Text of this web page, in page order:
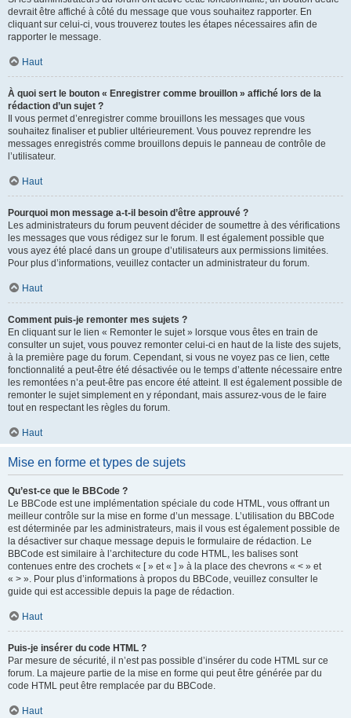
devrait être affiché à côté du message que vous souhaitez rapporter. En
cliquant sur celui-ci, vous trouverez toutes les étapes nécessaires afin de
rapporter le message.
Haut
À quoi sert le bouton « Enregistrer comme brouillon » affiché lors de la
rédaction d’un sujet ?
Il vous permet d’enregistrer comme brouillons les messages que vous
souhaitez finaliser et publier ultérieurement. Vous pouvez reprendre les
messages enregistrés comme brouillons depuis le panneau de contrôle de
l’utilisateur.
Haut
Pourquoi mon message a-t-il besoin d’être approuvé ?
Les administrateurs du forum peuvent décider de soumettre à des vérifications
les messages que vous rédigez sur le forum. Il est également possible que
vous ayez été placé dans un groupe d’utilisateurs aux permissions limitées.
Pour plus d’informations, veuillez contacter un administrateur du forum.
Haut
Comment puis-je remonter mes sujets ?
En cliquant sur le lien « Remonter le sujet » lorsque vous êtes en train de
consulter un sujet, vous pouvez remonter celui-ci en haut de la liste des sujets,
à la première page du forum. Cependant, si vous ne voyez pas ce lien, cette
fonctionnalité a peut-être été désactivée ou le temps d’attente nécessaire entre
les remontées n’a peut-être pas encore été atteint. Il est également possible de
remonter le sujet simplement en y répondant, mais assurez-vous de le faire
tout en respectant les règles du forum.
Haut
Mise en forme et types de sujets
Qu’est-ce que le BBCode ?
Le BBCode est une implémentation spéciale du code HTML, vous offrant un
meilleur contrôle sur la mise en forme d’un message. L’utilisation du BBCode
est déterminée par les administrateurs, mais il vous est également possible de
la désactiver sur chaque message depuis le formulaire de rédaction. Le
BBCode est similaire à l’architecture du code HTML, les balises sont
contenues entre des crochets « [ » et « ] » à la place des chevrons « < » et
« > ». Pour plus d’informations à propos du BBCode, veuillez consulter le
guide qui est accessible depuis la page de rédaction.
Haut
Puis-je insérer du code HTML ?
Par mesure de sécurité, il n’est pas possible d’insérer du code HTML sur ce
forum. La majeure partie de la mise en forme qui peut être générée par du
code HTML peut être remplacée par du BBCode.
Haut